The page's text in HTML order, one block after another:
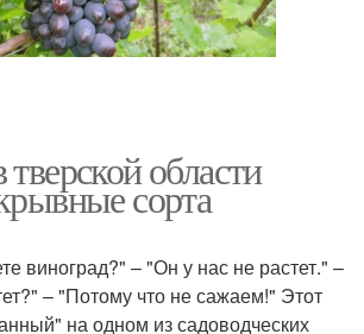
области
сорта
виноград?" – "Он у нас не растет." –
– "Потому что не сажаем!" Этот
на одном из садоводческих